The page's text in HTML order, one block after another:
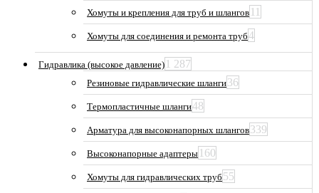
Хомуты и крепления для труб и шлангов 11
Хомуты для соединения и ремонта труб4
Гидравлика (высокое давление) 1 287
Резиновые гидравлические шланги36
Термопластичные шланги48
Арматура для высоконапорных шлангов339
Высоконапорные адаптеры 160
Хомуты для гидравлических труб 55